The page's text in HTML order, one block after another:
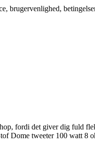
brugervenlighed,
fordi det giver dig fuld
Dome tweeter 100 watt 8